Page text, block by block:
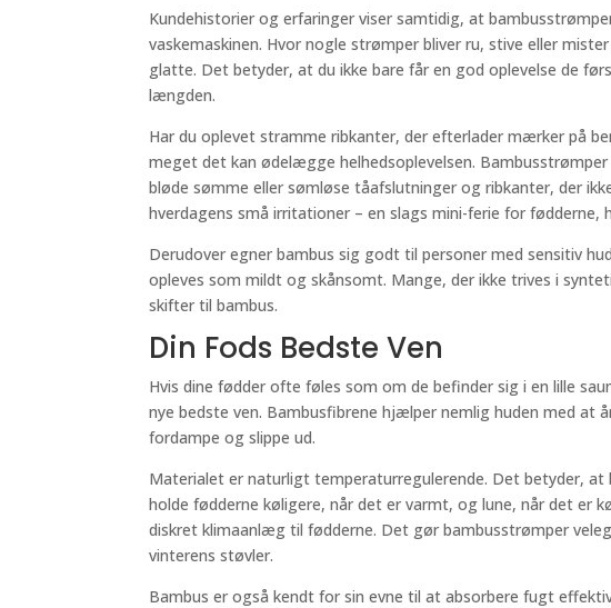
Kundehistorier og erfaringer viser samtidig, at
vaskemaskinen. Hvor nogle strømper bliver ru, stive eller
glatte. Det betyder, at du ikke bare får en god oplevelse de
længden.
Har du oplevet stramme ribkanter, der efterlader mærker på
meget det kan ødelægge helhedsoplevelsen.
bløde sømme eller sømløse tåafslutninger og ribkanter, der
hverdagens små irritationer – en slags mini-ferie for fødderne,
Derudover egner bambus sig godt til personer med sensitiv
opleves som mildt og skånsomt. Mange, der ikke trives i
skifter til bambus.
Din Fods Bedste Ven
Hvis dine fødder ofte føles som om de befinder sig i en lille
nye bedste ven. Bambusfibrene hjælper nemlig huden med at
fordampe og slippe ud.
Materialet er naturligt temperaturregulerende. Det betyder,
holde fødderne køligere, når det er varmt, og lune, når det er
diskret klimaanlæg til fødderne. Det gør bambusstrømper
vinterens støvler.
Bambus er også kendt for sin evne til at absorbere fugt